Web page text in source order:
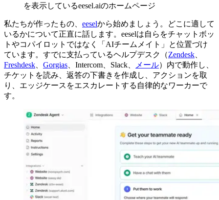
を表示しているeesel.aiのホームページ
私たちが作ったもの、 eeselから始めましょう。どこに適して
いるかについて正直に話します。eeselは自らをチャットボッ
トやコパイロットではなく「AIチームメイト」と位置づけ
ています。すでに支払っているヘルプデスク（Zendesk
Freshdesk
Gorgias 、Intercom、Slack、 メール）内で動作し、
チケットを読み、返答の下書きを作成し、アクションを取
り、エッジケースをエスカレートする自律的なワーカーで
す。